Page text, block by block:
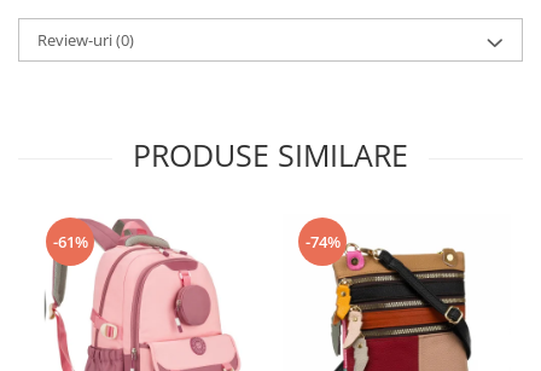
Review-uri(0)
PRODUSE SIMILARE
-61% -74%